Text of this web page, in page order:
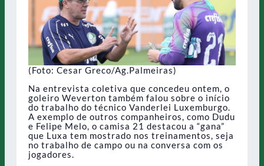
(Foto: Cesar Greco/Ag.Palmeiras)
Na entrevista coletiva que concedeu ontem, o
goleiro Weverton também falou sobre o início
do trabalho do técnico Vanderlei Luxemburgo.
A exemplo de outros companheiros, como Dudu
e Felipe Melo, o camisa 21 destacou a “gana”
que Luxa tem mostrado nos treinamentos, seja
no trabalho de campo ou na conversa com os
jogadores.